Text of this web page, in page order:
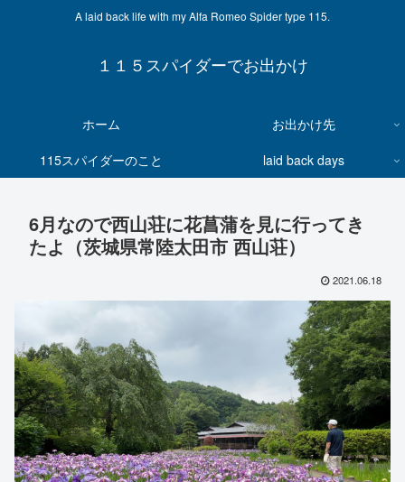
A laid back life with my Alfa Romeo Spider type 115.
１１５スパイダーでお出かけ
ホーム
お出かけ先
115スパイダーのこと
laid back days
6月なので西山荘に花菖蒲を見に行ってき
たよ（茨城県常陸太田市 西山荘）
2021.06.18